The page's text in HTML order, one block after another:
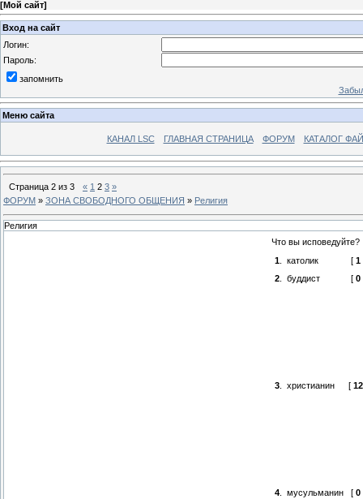
[Мой сайт]
Вход на сайт
Логин:
Пароль:
запомнить
Меню сайта
КАНАЛ LSC ГЛАВНАЯ СТРАНИЦА ФОРУМ КАТАЛОГ
Страница 2 из 3 « 1 2 3 »
ФОРУМ » ЗОНА СВОБОДНОГО ОБЩЕНИЯ » Религия
Религия
Что вы исповедуйте?
1
католик [ 1
2
буддист [ 0
3 христианин [ 12
4 мусульманин [ 0